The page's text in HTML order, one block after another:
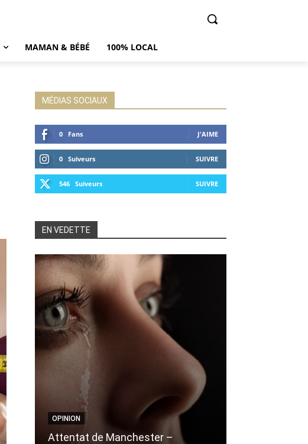
MAMAN & BÉBÉ 100% LOCAL
MÉDIAS SOCIAUX
0 Fans J'AIME
0 Suiveurs SUIVRE
546 Suiveurs SUIVRE
EN VEDETTE
OPINION
Attentat de Manchester –